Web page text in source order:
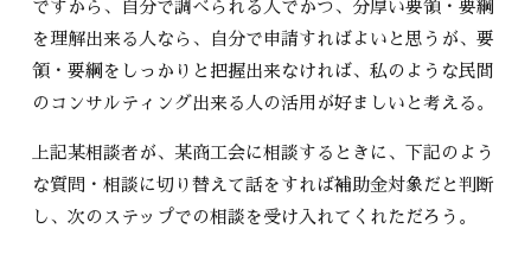
ですから、自分で調べられる人でかつ、分厚い要領・要綱
を理解出来る人なら、自分で申請すればよいと思うが、要
領・要綱をしっかりと把握出来なければ、私のような民間
のコンサルティング出来る人の活用が好ましいと考える。
上記某相談者が、某商工会に相談するときに、下記のよう
な質問・相談に切り替えて話をすれば補助金対象だと判断
し、次のステップでの相談を受け入れてくれただろう。